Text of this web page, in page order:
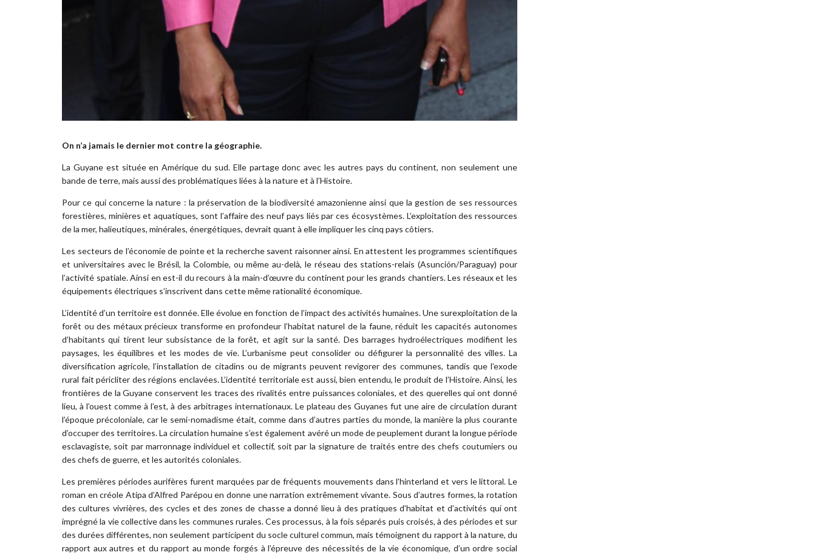
On n’a jamais le dernier mot contre la géographie.
La Guyane est située en Amérique du sud. Elle partage donc avec les autres pays du continent, non seulement une
bande de terre, mais aussi des problématiques liées à la nature et à l’Histoire.
Pour ce qui concerne la nature : la préservation de la biodiversité amazonienne ainsi que la gestion de ses ressources
forestières, minières et aquatiques, sont l’affaire des neuf pays liés par ces écosystèmes. L’exploitation des ressources
de la mer, halieutiques, minérales, énergétiques, devrait quant à elle impliquer les cinq pays côtiers.
Les secteurs de l’économie de pointe et la recherche savent raisonner ainsi. En attestent les programmes scientifiques
et universitaires avec le Brésil, la Colombie, ou même au-delà, le réseau des stations-relais (Asunción/Paraguay) pour
l’activité spatiale. Ainsi en est-il du recours à la main-d’œuvre du continent pour les grands chantiers. Les réseaux et les
équipements électriques s’inscrivent dans cette même rationalité économique.
L’identité d’un territoire est donnée. Elle évolue en fonction de l’impact des activités humaines. Une surexploitation de la
forêt ou des métaux précieux transforme en profondeur l’habitat naturel de la faune, réduit les capacités autonomes
d’habitants qui tirent leur subsistance de la forêt, et agit sur la santé. Des barrages hydroélectriques modifient les
paysages, les équilibres et les modes de vie. L’urbanisme peut consolider ou défigurer la personnalité des villes. La
diversification agricole, l’installation de citadins ou de migrants peuvent revigorer des communes, tandis que l’exode
rural fait péricliter des régions enclavées. L’identité territoriale est aussi, bien entendu, le produit de l’Histoire. Ainsi, les
frontières de la Guyane conservent les traces des rivalités entre puissances coloniales, et des querelles qui ont donné
lieu, à l’ouest comme à l’est, à des arbitrages internationaux. Le plateau des Guyanes fut une aire de circulation durant
l’époque précoloniale, car le semi-nomadisme était, comme dans d’autres parties du monde, la manière la plus courante
d’occuper des territoires. La circulation humaine s’est également avéré un mode de peuplement durant la longue période
esclavagiste, soit par marronnage individuel et collectif, soit par la signature de traités entre des chefs coutumiers ou
des chefs de guerre, et les autorités coloniales.
Les premières périodes aurifères furent marquées par de fréquents mouvements dans l’hinterland et vers le littoral. Le
roman en créole Atipa d’Alfred Parépou en donne une narration extrêmement vivante. Sous d’autres formes, la rotation
des cultures vivrières, des cycles et des zones de chasse a donné lieu à des pratiques d’habitat et d’activités qui ont
imprégné la vie collective dans les communes rurales. Ces processus, à la fois séparés puis croisés, à des périodes et sur
des durées différentes, non seulement participent du socle culturel commun, mais témoignent du rapport à la nature, du
rapport aux autres et du rapport au monde forgés à l’épreuve des nécessités de la vie économique, d’un ordre social